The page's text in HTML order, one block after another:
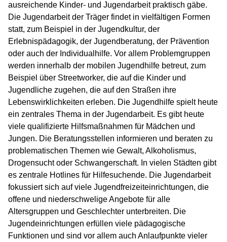
ausreichende Kinder- und Jugendarbeit praktisch gäbe.
Die Jugendarbeit der Träger findet in vielfältigen Formen
statt, zum Beispiel in der Jugendkultur, der
Erlebnispädagogik, der Jugendberatung, der Prävention
oder auch der Individualhilfe. Vor allem Problemgruppen
werden innerhalb der mobilen Jugendhilfe betreut, zum
Beispiel über Streetworker, die auf die Kinder und
Jugendliche zugehen, die auf den Straßen ihre
Lebenswirklichkeiten erleben. Die Jugendhilfe spielt heute
ein zentrales Thema in der Jugendarbeit. Es gibt heute
viele qualifizierte Hilfsmaßnahmen für Mädchen und
Jungen. Die Beratungsstellen informieren und beraten zu
problematischen Themen wie Gewalt, Alkoholismus,
Drogensucht oder Schwangerschaft. In vielen Städten gibt
es zentrale Hotlines für Hilfesuchende. Die Jugendarbeit
fokussiert sich auf viele Jugendfreizeiteinrichtungen, die
offene und niederschwelige Angebote für alle
Altersgruppen und Geschlechter unterbreiten. Die
Jugendeinrichtungen erfüllen viele pädagogische
Funktionen und sind vor allem auch Anlaufpunkte vieler